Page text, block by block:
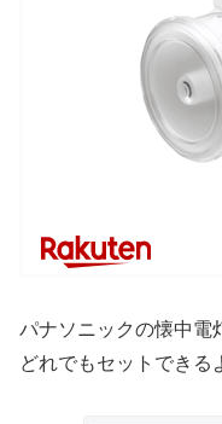
パナソニックの懐中電
どれでもセットできる